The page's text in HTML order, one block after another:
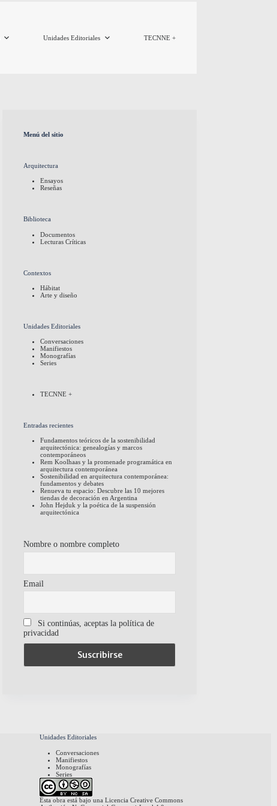
Unidades Editoriales TECNNE +
Menú del sitio
Arquitectura
Ensayos
Reseñas
Biblioteca
Documentos
Lecturas Críticas
Contextos
Hábitat
Arte y diseño
Unidades Editoriales
Conversaciones
Manifiestos
Monografías
Series
TECNNE +
Entradas recientes
Fundamentos teóricos de la sostenibilidad
arquitectónica: genealogías y marcos
contemporáneos
Rem Koolhaas y la promenade programática en
arquitectura contemporánea
Sostenibilidad en arquitectura contemporánea:
fundamentos y debates
Renueva tu espacio: Descubre las 10 mejores
tiendas de decoración en Argentina
John Hejduk y la poética de la suspensión
arquitectónica
Nombre o nombre completo
Email
Si continúas, aceptas la política de
privacidad
Unidades Editoriales
Conversaciones
Manifiestos
Monografías
Series
Esta obra está bajo una Licencia Creative Commons